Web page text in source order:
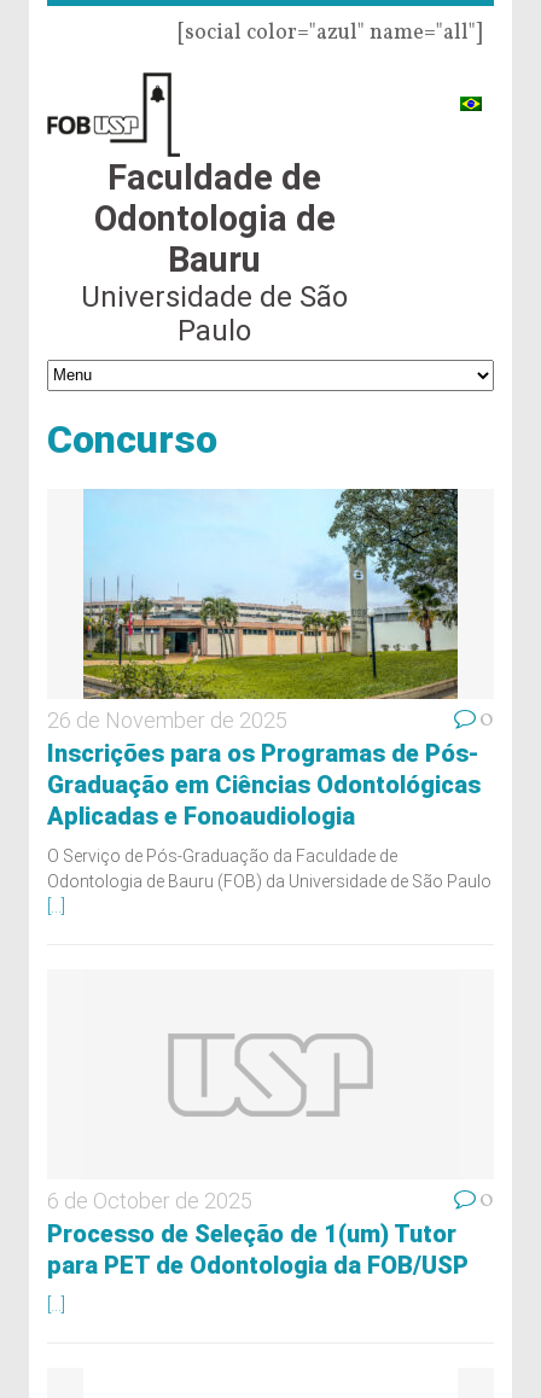
[social color="azul" name="all"]
Faculdade de
Odontologia de
Bauru
Universidade de São
Paulo
Concurso
26 de November de 2025 0
Inscrições para os Programas de Pós-
Graduação em Ciências Odontológicas
Aplicadas e Fonoaudiologia
O Serviço de Pós-Graduação da Faculdade de
Odontologia de Bauru (FOB) da Universidade de São Paulo
6 de October de 2025 0
Processo de Seleção de 1(um) Tutor
para PET de Odontologia da FOB/USP